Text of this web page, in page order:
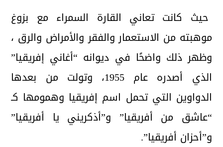
حيث كانت تعاني القارة السمراء مع بزوغ
موهبته من الاستعمار والفقر والأمراض والرق ،
وظهر ذلك واضحًا في ديوانه “أغاني إفريقيا”
الذي أصدره عام 1955، وتولت من بعدها
الدواوين التي تحمل اسم إفريقيا وهمومها كـ
“عاشق من أفريقيا” و”أذكريني يا أفريقيا”
و”أحزان أفريقيا”.